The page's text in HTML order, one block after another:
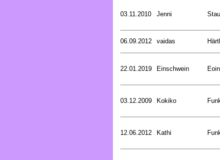
03.11.2010 Jenni
06.09.2012 vaidas
22.01.2019 Einschwein
03.12.2009 Kokiko
12.06.2012 Kathi